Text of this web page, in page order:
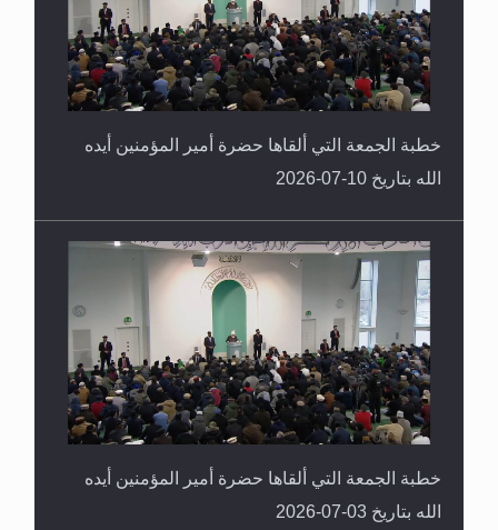
خطبة الجمعة التي ألقاها حضرة أمير المؤمنين أيده
الله بتاريخ 10-07-2026
خطبة الجمعة التي ألقاها حضرة أمير المؤمنين أيده
الله بتاريخ 03-07-2026